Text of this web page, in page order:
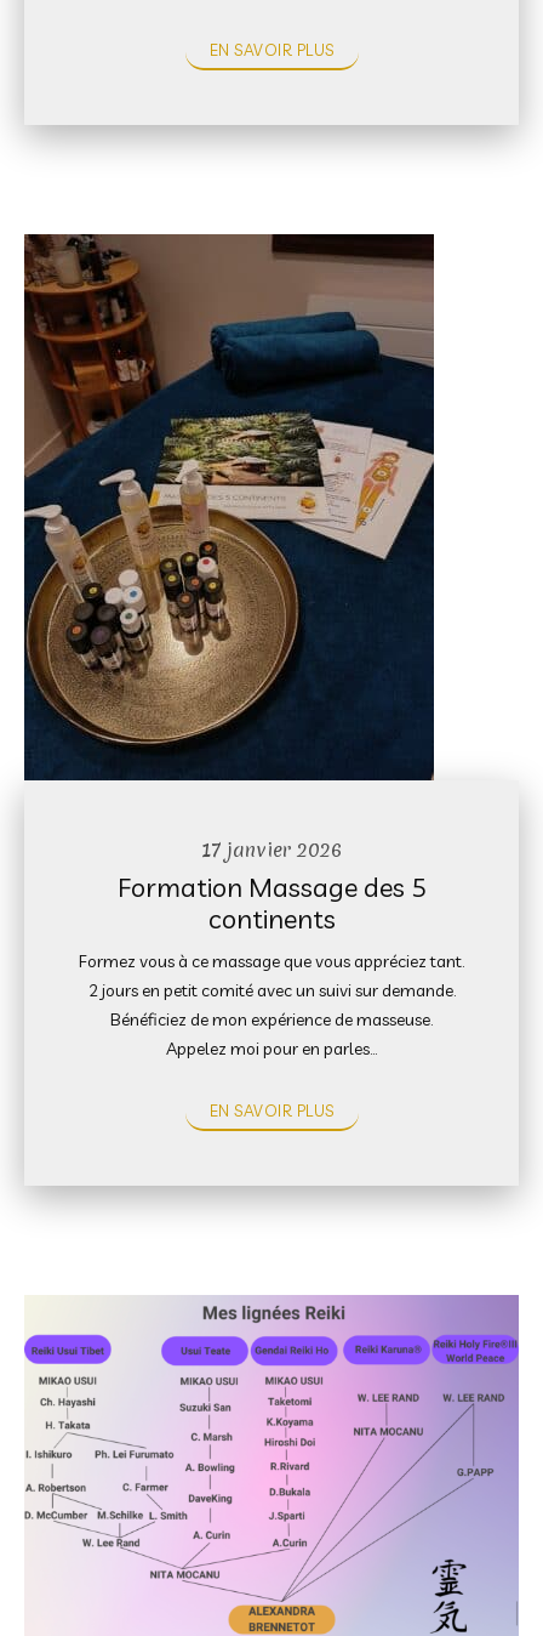
EN SAVOIR PLUS
17 janvier 2026
Formation Massage des 5
continents
Formez vous à ce massage que vous appréciez tant.
2 jours en petit comité avec un suivi sur demande.
Bénéficiez de mon expérience de masseuse.
Appelez moi pour en parles…
EN SAVOIR PLUS